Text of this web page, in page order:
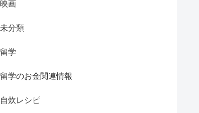
映画
未分類
留学
留学のお金関連情報
自炊レシピ